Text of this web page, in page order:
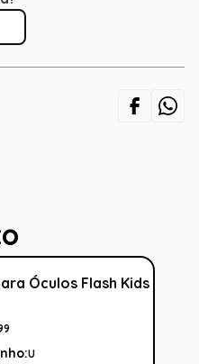
Óculos Flash Kids
U